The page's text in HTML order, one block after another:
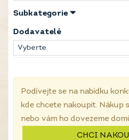
Subkategorie
Dodavatelé
Vyberte
Podívejte se na nabídku
kde chcete nakoupit. Nákup
nebo vám ho dovezeme
CHCI